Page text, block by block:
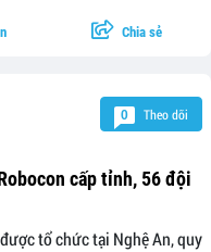
Chia sẻ
0 Theo dõi
cấp tỉnh, 56 đội
tổ chức tại Nghệ An, quy